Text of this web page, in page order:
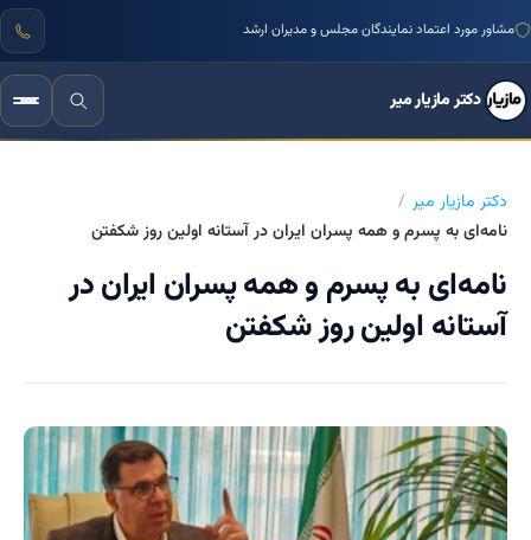
مشاور مورد اعتماد نمایندگان مجلس و مدیران ارشد
دکتر مازیار میر
دکتر مازیار میر
نامه‌ای به پسرم و همه پسران ایران در آستانه اولین روز شکفتن
نامه‌ای به پسرم و همه پسران ایران در
آستانه اولین روز شکفتن